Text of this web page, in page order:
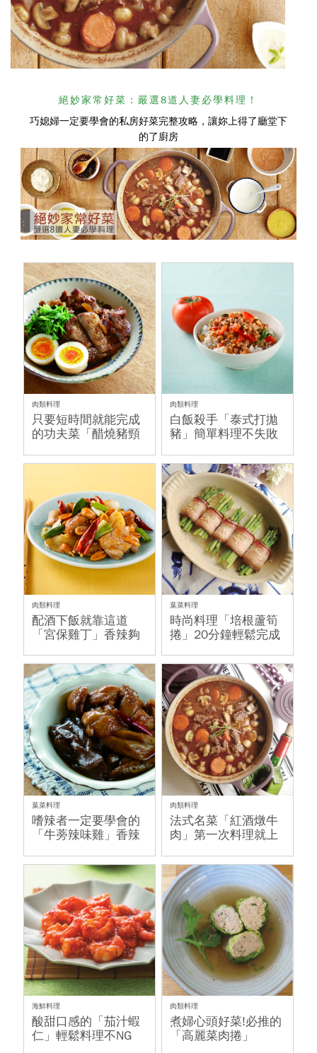
絕妙家常好菜：嚴選8道人妻必學料理！
巧媳婦一定要學會的私房好菜完整攻略，讓妳上得了廳堂下
的了廚房
肉類料理
只要短時間就能完成
的功夫菜「醋燒豬頸
肉類料理
白飯殺手「泰式打拋
豬」簡單料理不失敗
肉類料理
配酒下飯就靠這道
「宮保雞丁」香辣夠
葉菜料理
時尚料理「培根蘆筍
捲」20分鐘輕鬆完成
葉菜料理
嗜辣者一定要學會的
「牛蒡辣味雞」香辣
肉類料理
法式名菜「紅酒燉牛
肉」第一次料理就上
海鮮料理
酸甜口感的「茄汁蝦
仁」輕鬆料理不NG
肉類料理
煮婦心頭好菜!必推的
「高麗菜肉捲」